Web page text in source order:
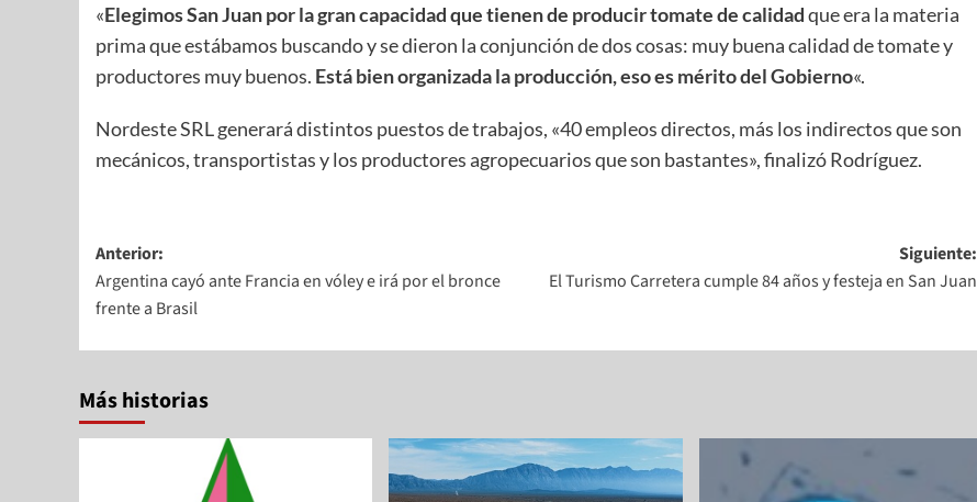
«Elegimos San Juan por la gran capacidad que tienen de producir tomate de calidadque era la materia
prima que estábamos buscando y se dieron la conjunción de dos cosas: muy buena calidad de tomate y
productores muy buenos. Está bien organizada la producción, eso es mérito del Gobierno«.
Nordeste SRL generará distintos puestos de trabajos, «40 empleos directos, más los indirectos que son
mecánicos, transportistas y los productores agropecuarios que son bastantes», finalizó Rodríguez.
Anterior:
Argentina cayó ante Francia en vóley e irá por el bronce
frente a Brasil
Siguiente:
El Turismo Carretera cumple 84 años y festeja en San Juan
Más historias